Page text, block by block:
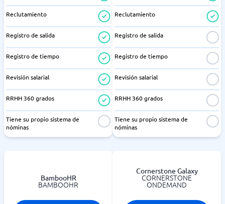
Reclutamiento
Registro de salida
Registro de tiempo
Revisión salarial
RRHH 360 grados
Tiene su propio sistema de
nóminas
Reclutamiento
Registro de salida
Registro de tiempo
Revisión salarial
RRHH 360 grados
Tiene su propio sistema de
nóminas
BambooHR
BAMBOOHR
Cornerstone Galaxy
CORNERSTONE
ONDEMAND